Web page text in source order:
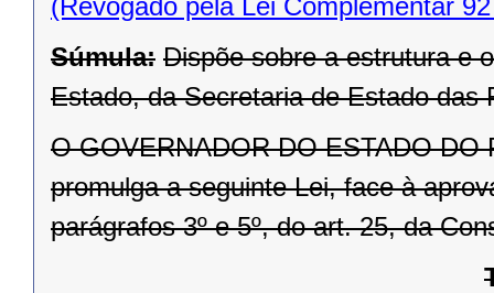
Súmula: Dispõe sobre a estrutura e
Estado, da Secretaria de Estado das
O GOVERNADOR DO ESTADO DO
promulga a seguinte Lei, face à
parágrafos 3º e 5º, do art. 25, da